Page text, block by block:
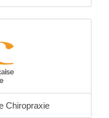
Chiropraxie